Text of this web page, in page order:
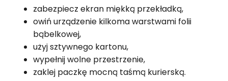
zabezpiecz ekran miękką przekładką,
owiń urządzenie kilkoma warstwami folii
bąbelkowej,
użyj sztywnego kartonu,
wypełnij wolne przestrzenie,
zaklej paczkę mocną taśmą kurierską.